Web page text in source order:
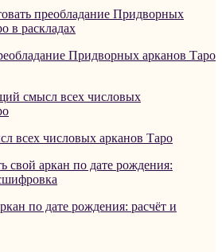
Придворных арканов Таро
всех числовых арканов Таро
по дате рождения: расчёт и